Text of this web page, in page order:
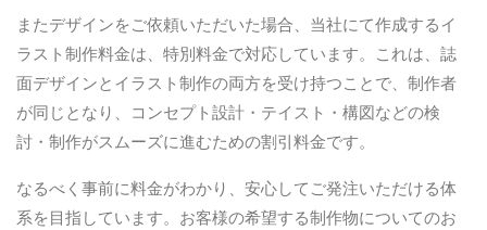
またデザインをご依頼いただいた場合、当社にて作成するイ
ラスト制作料金は、特別料金で対応しています。これは、誌
面デザインとイラスト制作の両方を受け持つことで、制作者
が同じとなり、コンセプト設計・テイスト・構図などの検
討・制作がスムーズに進むための割引料金です。
なるべく事前に料金がわかり、安心してご発注いただける体
系を目指しています。お客様の希望する制作物についてのお